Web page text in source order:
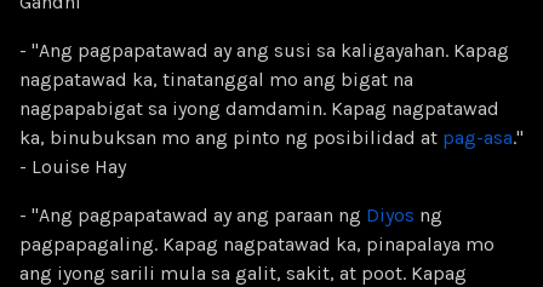
- "Ang pagpapatawad ay ang susi sa kaligayahan. Kapag
nagpatawad ka, tinatanggal mo ang bigat na
nagpapabigat sa iyong damdamin. Kapag nagpatawad
ka, binubuksan mo ang pinto ng posibilidad at pag-asa."
- Louise Hay
- "Ang pagpapatawad ay ang paraan ng Diyos ng
pagpapagaling. Kapag nagpatawad ka, pinapalaya mo
ang iyong sarili mula sa galit, sakit, at poot. Kapag